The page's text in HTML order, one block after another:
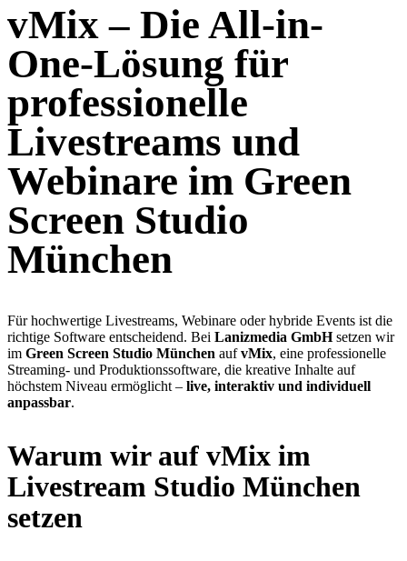
vMix – Die All-in-
One-Lösung für
professionelle
Livestreams und
Webinare im Green
Screen Studio
München
Für hochwertige Livestreams, Webinare oder hybride Events ist die
richtige Software entscheidend. Bei Lanizmedia GmbHsetzen wir
im Green Screen Studio München aufvMix, eine professionelle
Streaming- und Produktionssoftware, die kreative Inhalte auf
höchstem Niveau ermöglicht – live, interaktiv und individuell
anpassbar.
Warum wir auf vMix im
Livestream Studio München
setzen